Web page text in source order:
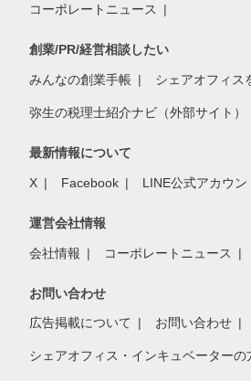
コーポレートニュース
創業/PR/経営相談したい
みんなの創業手帳 シェアオフィス
弥生の税理士紹介ナビ（外部サイト）
最新情報について
X Facebook LINE公式アカウン
運営会社情報
会社情報 コーポレートニュース
お問い合わせ
広告掲載について お問い合わせ
シェアオフィス・インキュベーターの